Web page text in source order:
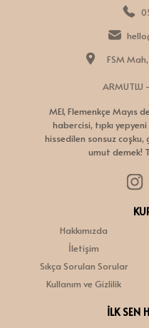
FSM
ARMUTLU
MEI, Flemenkçe Mayıs
habercisi, tıpkı
hissedilen sonsuz
umut demek!
Hakkımızda
İletişim
Sıkça Sorulan Sorular
Kullanım ve Gizlilik
İLK SEN